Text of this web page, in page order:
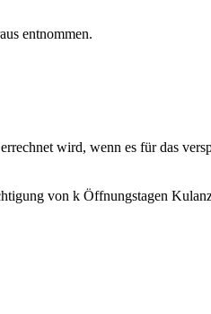
entnommen.
wird, wenn es für das
von k Öffnungstagen